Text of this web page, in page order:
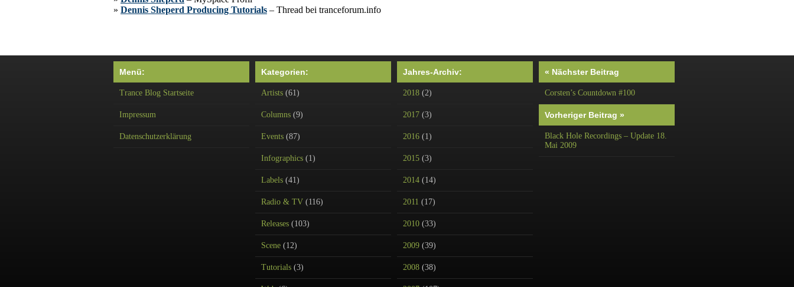
» Dennis Sheperd Producing Tutorials – Thread bei tranceforum.info
Menü:
Trance Blog Startseite
Impressum
Datenschutzerklärung
Kategorien:
Artists (61)
Columns (9)
Events (87)
Infographics (1)
Labels (41)
Radio & TV (116)
Releases (103)
Scene (12)
Tutorials (3)
Jahres-Archiv:
2018 (2)
2017 (3)
2016 (1)
2015 (3)
2014 (14)
2011 (17)
2010 (33)
2009 (39)
2008 (38)
« Nächster Beitrag
Corsten’s Countdown #100
Vorheriger Beitrag »
Black Hole Recordings – Update 18.
Mai 2009